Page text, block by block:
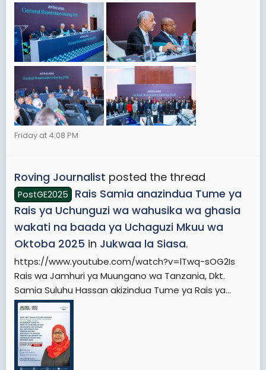
Friday at 4:08 PM
Roving Journalist posted the thread
PostGE2025
Rais Samia anazindua Tume ya
Rais ya Uchunguzi wa wahusika wa ghasia
wakati na baada ya Uchaguzi Mkuu wa
Oktoba 2025 in Jukwaa la Siasa.
https://www.youtube.com/watch?v=lTwq-sOG2Is
Rais wa Jamhuri ya Muungano wa Tanzania, Dkt.
Samia Suluhu Hassan akizindua Tume ya Rais ya...